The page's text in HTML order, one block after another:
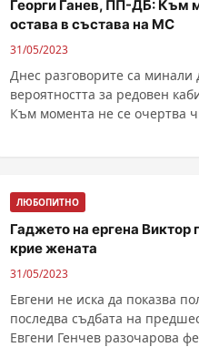
Георги Ганев, ПП-ДБ: Към
остава в състава на МС
31/05/2023
Днес разговорите са минали
вероятността за редовен
Към момента не се очертва
ЛЮБОПИТНО
Гаджето на ергена Виктор
крие жената
31/05/2023
Евгени не иска да показва
последва съдбата на предшественика
Евгени Генчев разочарова